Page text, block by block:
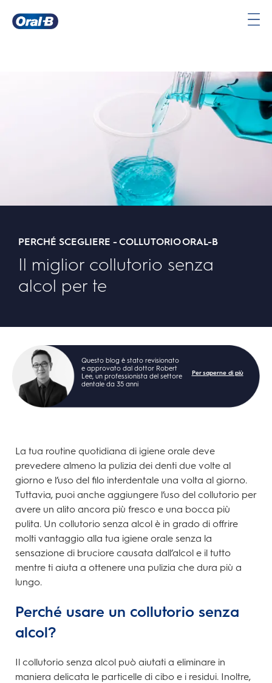
PERCHÉ SCEGLIERE - COLLUTORIO ORAL-B
Il miglior collutorio senza
alcol per te
Questo blog è stato revisionato
e approvato dal dottor Robert
Lee, un professionista del settore
dentale da 35 anni
Per saperne di più
La tua routine quotidiana di igiene orale deve
prevedere almeno la pulizia dei denti due volte al
giorno e l’uso del filo interdentale una volta al giorno.
Tuttavia, puoi anche aggiungere l’uso del collutorio per
avere un alito ancora più fresco e una bocca più
pulita. Un collutorio senza alcol è in grado di offrire
molti vantaggio alla tua igiene orale senza la
sensazione di bruciore causata dall’alcol e il tutto
mentre ti aiuta a ottenere una pulizia che dura più a
lungo.
Perché usare un collutorio senza
alcol?
Il collutorio senza alcol può aiutati a eliminare in
maniera delicata le particelle di cibo e i residui. Inoltre,